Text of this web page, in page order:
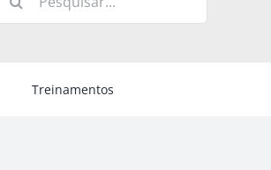
resultados
Treinamentos